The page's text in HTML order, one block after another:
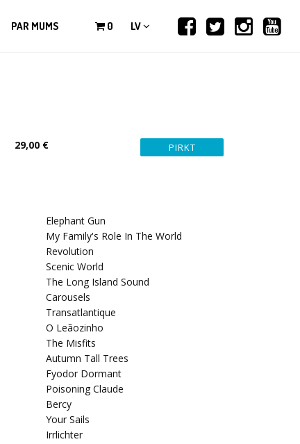
PAR MUMS 0 LV
29,00 €
Elephant Gun
My Family's Role In The World
Revolution
Scenic World
The Long Island Sound
Carousels
Transatlantique
O Leãozinho
The Misfits
Autumn Tall Trees
Fyodor Dormant
Poisoning Claude
Bercy
Your Sails
Irrlichter